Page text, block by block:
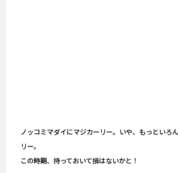
ノッコミマダイにマジカーリー。いや、もっといろ
リー。
この時期、持っておいて損はないかと！